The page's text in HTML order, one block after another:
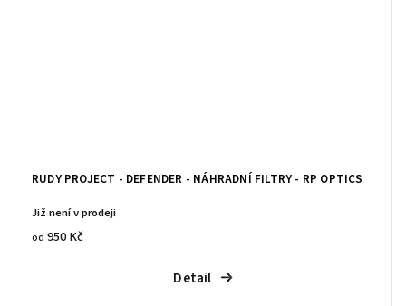
RUDY PROJECT - DEFENDER - NÁHRADNÍ FILTRY - RP OPTICS
Již není v prodeji
od 950 Kč
Detail